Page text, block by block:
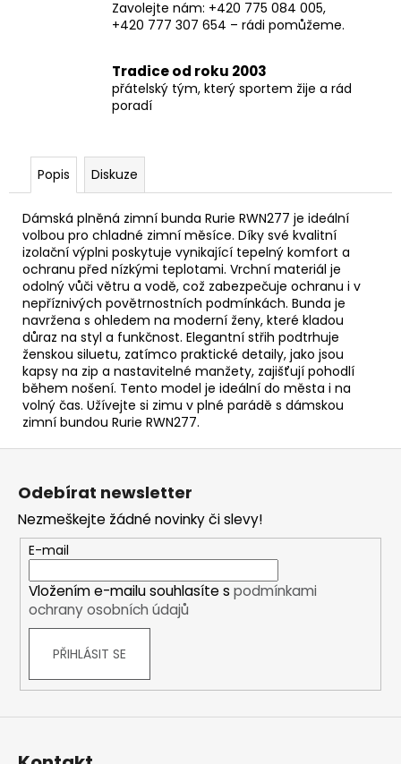
Zavolejte nám: +420 775 084 005,
+420 777 307 654 – rádi pomůžeme.
Tradice od roku 2003
přátelský tým, který sportem žije a rád
poradí
Popis Diskuze
Dámská plněná zimní bunda Rurie RWN277 je ideální
volbou pro chladné zimní měsíce. Díky své kvalitní
izolační výplni poskytuje vynikající tepelný komfort a
ochranu před nízkými teplotami. Vrchní materiál je
odolný vůči větru a vodě, což zabezpečuje ochranu i v
nepříznivých povětrnostních podmínkách. Bunda je
navržena s ohledem na moderní ženy, které kladou
důraz na styl a funkčnost. Elegantní střih podtrhuje
ženskou siluetu, zatímco praktické detaily, jako jsou
kapsy na zip a nastavitelné manžety, zajišťují pohodlí
během nošení. Tento model je ideální do města i na
volný čas. Užívejte si zimu v plné parádě s dámskou
zimní bundou Rurie RWN277.
Z
Odebírat newsletter
Nezmeškejte žádné novinky či slevy!
E-mail
Vložením e-mailu souhlasíte s podmínkami
ochrany osobních údajů
PŘIHLÁSIT SE